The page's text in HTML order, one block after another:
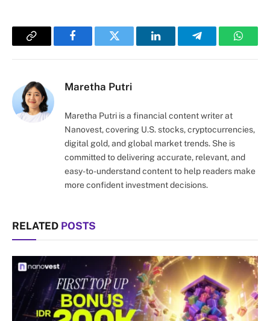
Copy
FacebookTwitter LinkedInTelegram
Maretha Putri
Maretha Putri is a financial content writer at
Nanovest, covering U.S. stocks, cryptocurrencies,
digital gold, and global market trends. She is
committed to delivering accurate, relevant, and
easy-to-understand content to help readers make
more confident investment decisions.
RELATED POSTS